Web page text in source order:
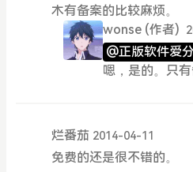
木有备案的比较麻烦。
wonse (作者)
@正版软件爱
嗯，是的。只
烂番茄 2014-04-11
免费的还是很不错的。